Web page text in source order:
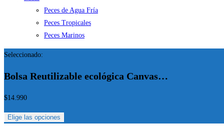
Peces de Agua Fría
Peces Tropicales
Peces Marinos
Seleccionado:
Bolsa Reutilizable ecológica Canvas…
$14.990
Elige las opciones